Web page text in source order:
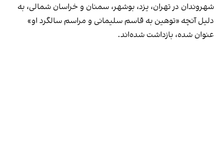
شهروندان در تهران، یزد، بوشهر، سمنان و خراسان شمالی، به
دلیل آنچه «توهین به قاسم سلیمانی و مراسم سالگرد او»
عنوان شده، بازداشت شده‌اند.